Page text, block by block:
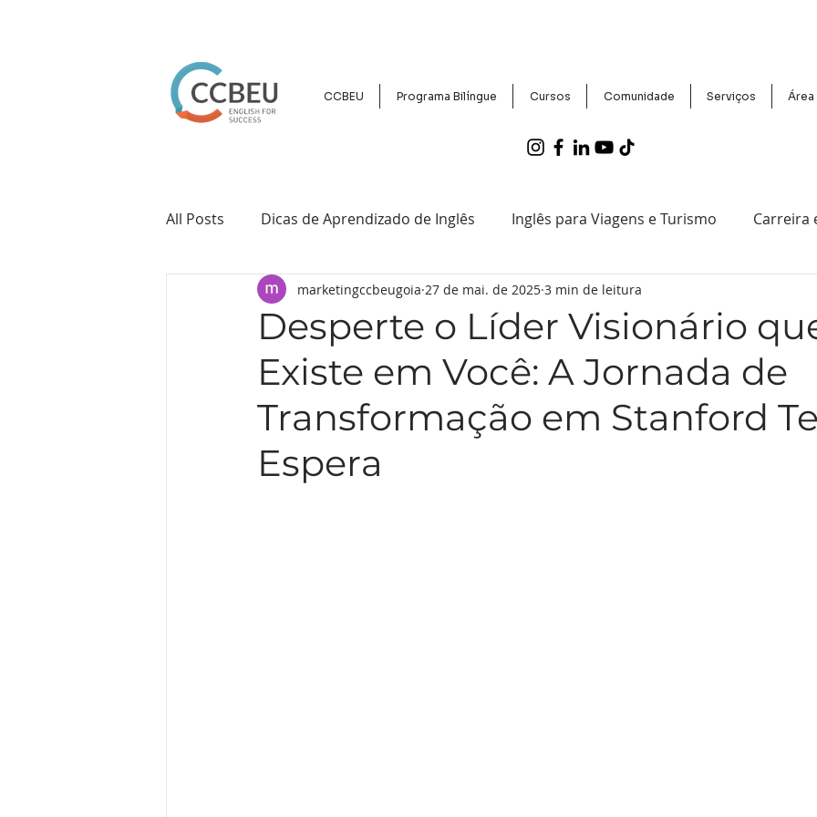
CCBEU Programa Bilíngue Cursos Comunidade Serviços Área
All Posts Dicas de Aprendizado de Inglês Inglês para Viagens e Turismo Carreira
Cultura e Intercâmbio Eventos e Notícias do CCBEU Exames Proficiência e
Inglês para Crianças e Jovens Tecnologia e Inglês Histórias de Sucesso de Alunos
Guia de Inglês para Goiânia Inglês para Negócios Inglês para fins Acadêmicos
Desperte o Líder Visionário
Existe em Você: A Jornada de
Transformação em Stanford Te
Espera
marketingccbeugoia 27 de mai. de 2025 3 min de leitura